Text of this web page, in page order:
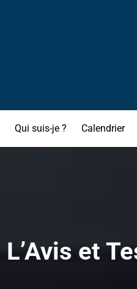
Qui suis-je ? Calendrier
L’Avis et